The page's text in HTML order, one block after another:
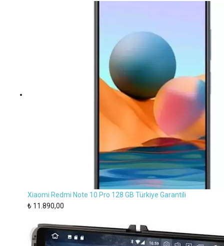
Xiaomi Redmi Note 10 Pro 128 GB Türkiye Garantili
₺ 11.890,00